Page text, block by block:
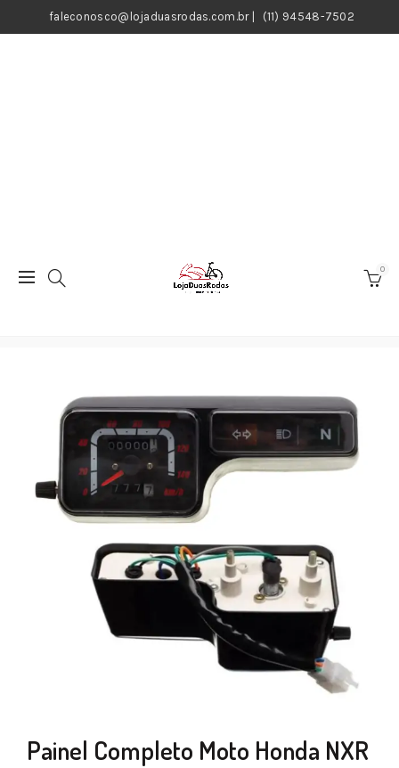
faleconosco@lojaduasrodas.com.br| (11) 94548-7502
0
Painel Completo Moto Honda NXR